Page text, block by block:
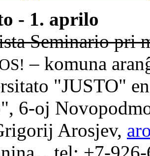
- 1. aprilo
Seminario pri
– komuna
"JUSTO"
6-oj
Arosjev,